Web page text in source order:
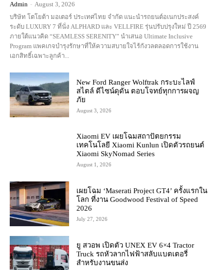
Admin - August 3, 2026
บริษัท โตโยต้า มอเตอร์ ประเทศไทย จำกัด แนะนำรถยนต์อเนกประสงค์
ระดับ LUXURY 7 ที่นั่ง ALPHARD และ VELLFIRE รุ่นปรับปรุงใหม่ ปี 2569
ภายใต้แนวคิด “SEAMLESS SERENITY” นำเสนอ Ultimate Inclusive
Program แพคเกจบำรุงรักษาที่ให้ความสบายใจไร้กังวลตลอดการใช้งาน
เอกสิทธิ์เฉพาะลูกค้า...
New Ford Ranger Wolftrak กระบะไลฟ์
สไตล์ ดีไซน์ดุดัน ตอบโจทย์ทุกการผจญ
ภัย
August 3, 2026
Xiaomi EV เผยโฉมสถาปัตยกรรม
เทคโนโลยี Xiaomi Kunlun เปิดตัวรถยนต์
Xiaomi SkyNomad Series
August 1, 2026
เผยโฉม ‘Maserati Project GT4’ ครั้งแรกใน
โลก ที่งาน Goodwood Festival of Speed
2026
July 27, 2026
ยู สวอพ เปิดตัว UNEX EV 6×4 Tractor
Truck รถหัวลากไฟฟ้าสลับแบตเตอรี่
สำหรับงานขนส่ง